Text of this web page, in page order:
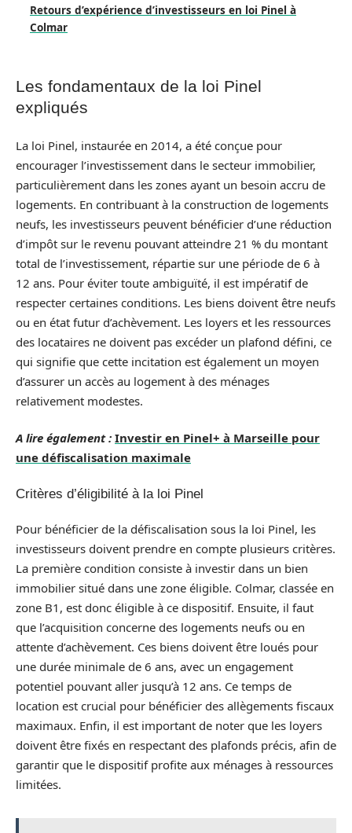
Retours d’expérience d’investisseurs en loi Pinel à
Colmar
Les fondamentaux de la loi Pinel
expliqués
La loi Pinel, instaurée en 2014, a été conçue pour
encourager l’investissement dans le secteur immobilier,
particulièrement dans les zones ayant un besoin accru de
logements. En contribuant à la construction de logements
neufs, les investisseurs peuvent bénéficier d’une réduction
d’impôt sur le revenu pouvant atteindre 21 % du montant
total de l’investissement, répartie sur une période de 6 à
12 ans. Pour éviter toute ambiguïté, il est impératif de
respecter certaines conditions. Les biens doivent être neufs
ou en état futur d’achèvement. Les loyers et les ressources
des locataires ne doivent pas excéder un plafond défini, ce
qui signifie que cette incitation est également un moyen
d’assurer un accès au logement à des ménages
relativement modestes.
A lire également : Investir en Pinel+ à Marseille pour
une défiscalisation maximale
Critères d’éligibilité à la loi Pinel
Pour bénéficier de la défiscalisation sous la loi Pinel, les
investisseurs doivent prendre en compte plusieurs critères.
La première condition consiste à investir dans un bien
immobilier situé dans une zone éligible. Colmar, classée en
zone B1, est donc éligible à ce dispositif. Ensuite, il faut
que l’acquisition concerne des logements neufs ou en
attente d’achèvement. Ces biens doivent être loués pour
une durée minimale de 6 ans, avec un engagement
potentiel pouvant aller jusqu’à 12 ans. Ce temps de
location est crucial pour bénéficier des allègements fiscaux
maximaux. Enfin, il est important de noter que les loyers
doivent être fixés en respectant des plafonds précis, afin de
garantir que le dispositif profite aux ménages à ressources
limitées.